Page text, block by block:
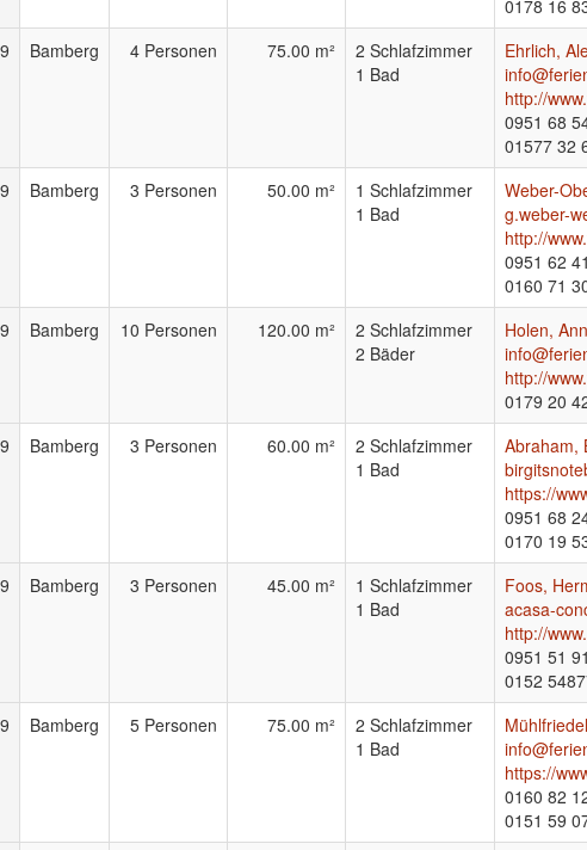
0178 16
Bamberg 4 Personen 75.00 m²
2 Schlafzimmer
1 Bad
Ehrlich,
http://
0951 68
01577 32
Bamberg 3 Personen 50.00 m²
1 Schlafzimmer
1 Bad
Weber-
g.weber-
http://
0951 62
0160 71
Bamberg 10 Personen 120.00 m²
2 Schlafzimmer
2 Bäder
Holen,
http://
0179 20
Bamberg 3 Personen 60.00 m²
2 Schlafzimmer
1 Bad
Abraham,
https://
0951 68
0170 19
Bamberg 3 Personen 45.00 m²
1 Schlafzimmer
1 Bad
Foos,
acasa-
http://
0951 51
0152
Bamberg 5 Personen 75.00 m²
2 Schlafzimmer
1 Bad
https://
0160 82
0151 59